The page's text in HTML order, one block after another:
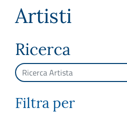
Artisti
Ricerca
Filtra per